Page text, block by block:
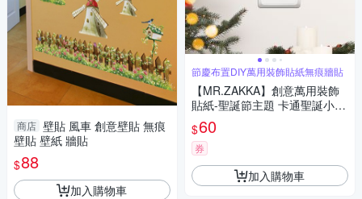
商店 壁貼 風車 創意壁貼 無痕
壁貼 壁紙 牆貼
$88
加入購物車
節慶布置DIY萬用裝飾貼紙無痕牆貼
【MR.ZAKKA】創意萬用裝飾
貼紙-聖誕節主題 卡通聖誕小麋
鹿 節慶布置 DIY可移式壁貼 無
痕壁貼 牆貼
$60
券
加入購物車